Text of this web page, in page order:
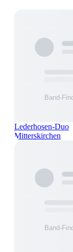
Lederhosen-Duo
Mitterskirchen